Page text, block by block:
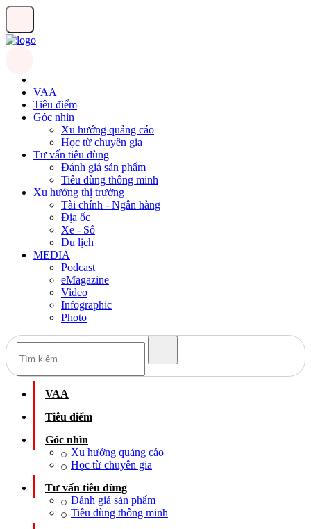
VAA
Tiêu điểm
Góc nhìn
Xu hướng quảng cáo
Học từ chuyên gia
Tư vấn tiêu dùng
Đánh giá sản phẩm
Tiêu dùng thông minh
Xu hướng thị trường
Tài chính - Ngân hàng
Địa ốc
Xe - Số
Du lịch
MEDIA
Podcast
eMagazine
Video
Infographic
Photo
VAA
Tiêu điểm
Góc nhìn
Xu hướng quảng cáo
Học từ chuyên gia
Tư vấn tiêu dùng
Đánh giá sản phẩm
Tiêu dùng thông minh